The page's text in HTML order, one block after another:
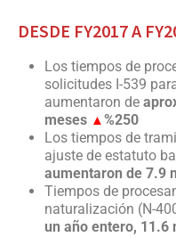
DESDE FY2017 A
Los tiempos de
solicitudes I-539
aumentaron de
meses ▲%250
Los tiempos de
ajuste de estatuto
aumentaron de 7.9
Tiempos de
naturalización (N-
un año entero, 11.6